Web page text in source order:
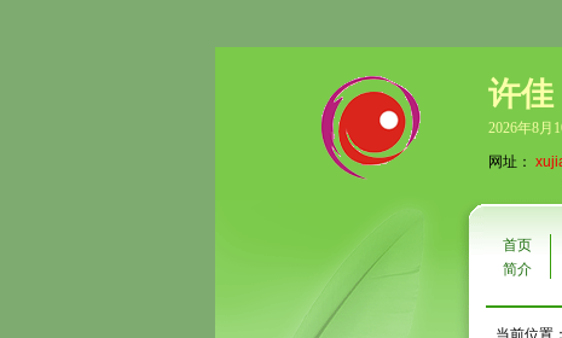
许佳
2026年8月
网址：
首页
简介
当前位置